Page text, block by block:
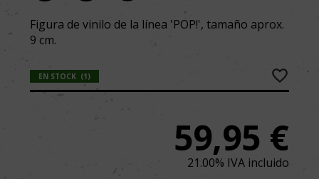
Figura de vinilo de la línea 'POP!', tamaño aprox.
9 cm.
EN STOCK (1)
59,95 €
21.00% IVA incluido